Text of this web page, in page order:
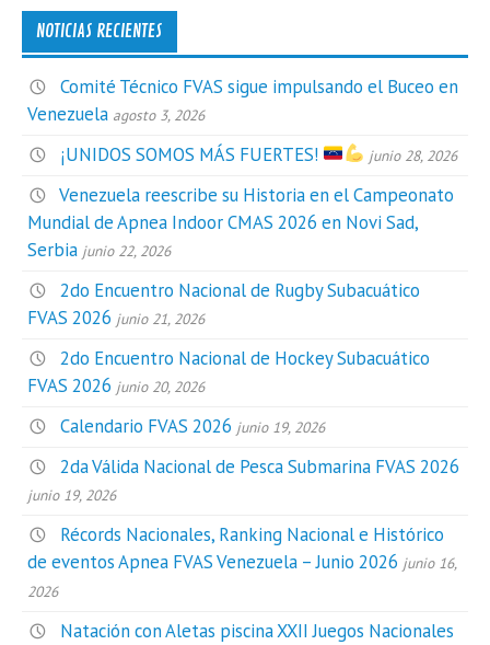
NOTICIAS RECIENTES
Comité Técnico FVAS sigue impulsando el Buceo en
Venezuela agosto 3, 2026
¡UNIDOS SOMOS MÁS FUERTES! junio 28, 2026
Venezuela reescribe su Historia en el Campeonato
Mundial de Apnea Indoor CMAS 2026 en Novi Sad,
Serbia junio 22, 2026
2do Encuentro Nacional de Rugby Subacuático
FVAS 2026 junio 21, 2026
2do Encuentro Nacional de Hockey Subacuático
FVAS 2026 junio 20, 2026
Calendario FVAS 2026 junio 19, 2026
2da Válida Nacional de Pesca Submarina FVAS 2026
junio 19, 2026
Récords Nacionales, Ranking Nacional e Histórico
de eventos Apnea FVAS Venezuela – Junio 2026 junio 16,
2026
Natación con Aletas piscina XXII Juegos Nacionales